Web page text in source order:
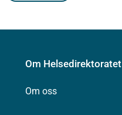
Om Helsedirektoratet
Om oss